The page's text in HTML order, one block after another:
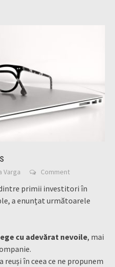
Varga Comment
primii investitori în
a enunțat următoarele
cu adevărat nevoile, mai
reuși în ceea ce ne propunem